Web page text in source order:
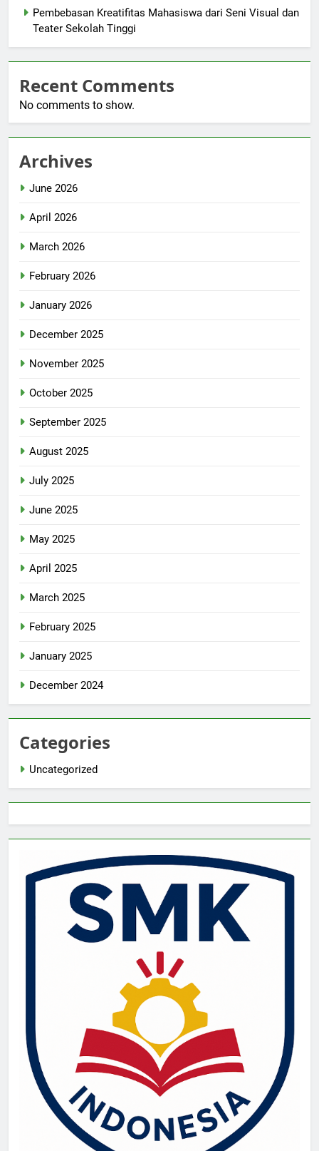
Pembebasan Kreatifitas Mahasiswa dari Seni Visual dan
Teater Sekolah Tinggi
Recent Comments
No comments to show.
Archives
June 2026
April 2026
March 2026
February 2026
January 2026
December 2025
November 2025
October 2025
September 2025
August 2025
July 2025
June 2025
May 2025
April 2025
March 2025
February 2025
January 2025
December 2024
Categories
Uncategorized